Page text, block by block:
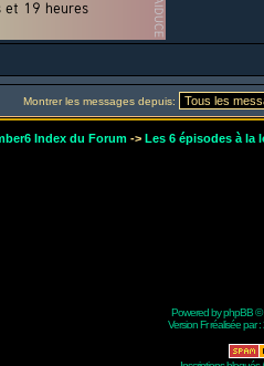
Montrer les messages depuis:
Index du Forum -> Les 6 épisodes à la
Powered byphpBB©
Version Fr réalisée par :